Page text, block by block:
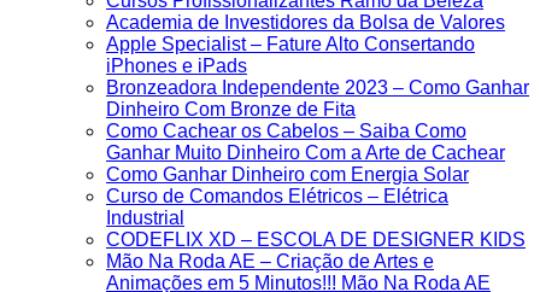
Academia de Investidores da Bolsa de Valores
Apple Specialist – Fature Alto Consertando
iPhones e iPads
Bronzeadora Independente 2023 – Como Ganhar
Dinheiro Com Bronze de Fita
Como Cachear os Cabelos – Saiba Como
Ganhar Muito Dinheiro Com a Arte de Cachear
Como Ganhar Dinheiro com Energia Solar
Curso de Comandos Elétricos – Elétrica
Industrial
CODEFLIX XD – ESCOLA DE DESIGNER KIDS
Mão Na Roda AE – Criação de Artes e
Animações em 5 Minutos!!! Mão Na Roda AE